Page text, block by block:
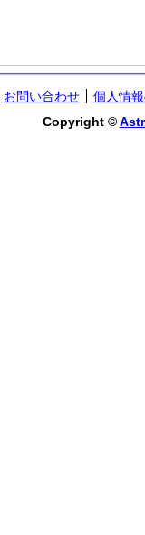
お問い合わせ
個人情
Copyright ©